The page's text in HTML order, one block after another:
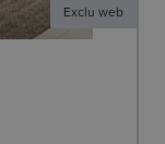
Exclu web